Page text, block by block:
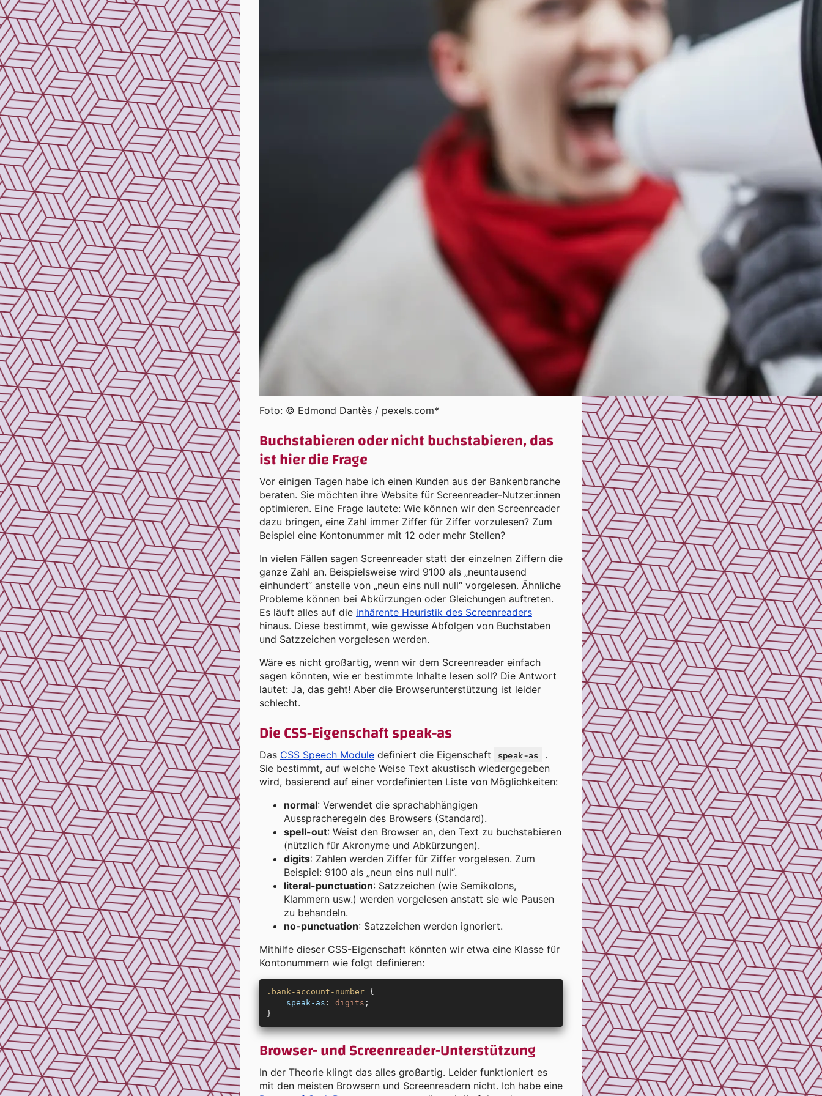
Foto: © Edmond Dantès / pexels.com*
Buchstabieren oder nicht buchstabieren, das
ist hier die Frage
Vor einigen Tagen habe ich einen Kunden aus der Bankenbranche
beraten. Sie möchten ihre Website für Screenreader-Nutzer:innen
optimieren. Eine Frage lautete: Wie können wir den Screenreader
dazu bringen, eine Zahl immer Ziffer für Ziffer vorzulesen? Zum
Beispiel eine Kontonummer mit 12 oder mehr Stellen?
In vielen Fällen sagen Screenreader statt der einzelnen Ziffern die
ganze Zahl an. Beispielsweise wird 9100 als „neuntausend
einhundert“ anstelle von „neun eins null null“ vorgelesen. Ähnliche
Probleme können bei Abkürzungen oder Gleichungen auftreten.
Es läuft alles auf die inhärente Heuristik des Screenreaders
hinaus. Diese bestimmt, wie gewisse Abfolgen von Buchstaben
und Satzzeichen vorgelesen werden.
Wäre es nicht großartig, wenn wir dem Screenreader einfach
sagen könnten, wie er bestimmte Inhalte lesen soll? Die Antwort
lautet: Ja, das geht! Aber die Browserunterstützung ist leider
schlecht.
Die CSS-Eigenschaftspeak-as
Das CSS Speech Module definiert die Eigenschaft speak-as
.
Sie bestimmt, auf welche Weise Text akustisch wiedergegeben
wird, basierend auf einer vordefinierten Liste von Möglichkeiten:
normal: Verwendet die sprachabhängigen
Ausspracheregeln des Browsers (Standard).
spell-out: Weist den Browser an, den Text zu buchstabieren
(nützlich für Akronyme und Abkürzungen).
digits: Zahlen werden Ziffer für Ziffer vorgelesen. Zum
Beispiel: 9100 als „neun eins null null“.
literal-punctuation: Satzzeichen (wie Semikolons,
Klammern usw.) werden vorgelesen anstatt sie wie Pausen
zu behandeln.
no-punctuation: Satzzeichen werden ignoriert.
Mithilfe dieser CSS-Eigenschaft könnten wir etwa eine Klasse für
Kontonummern wie folgt definieren:
.bank-account-number {
    speak-as
: digits ;
}
Browser- und Screenreader-Unterstützung
In der Theorie klingt das alles großartig. Leider funktioniert es
mit den meisten Browsern und Screenreadern nicht. Ich habe eine